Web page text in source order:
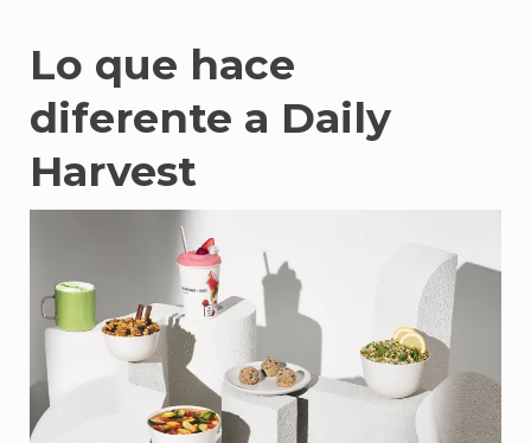
Lo que hace
diferente a Daily
Harvest